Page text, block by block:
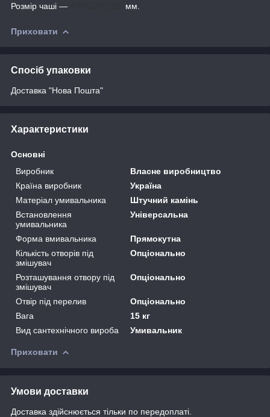
Розмір чаші —
мм.
Приховати
Спосіб упаковки
Доставка "Нова Пошта"
Характеристики
Основні
Виробник
Власне виробництво
Країна виробник
Україна
Матеріал умивальника
Штучний камінь
Встановлення
умивальника
Універсальна
Форма вмивальника
Прямокутна
Кількість отворів під
змішувач
Опціонально
Розташування отвору під
змішувач
Опціонально
Отвір під перелив
Опціонально
Вага
15 кг
Вид сантехнічного вироба
Умивальник
Приховати
Умови доставки
Доставка здійснюється тільки по передоплаті.